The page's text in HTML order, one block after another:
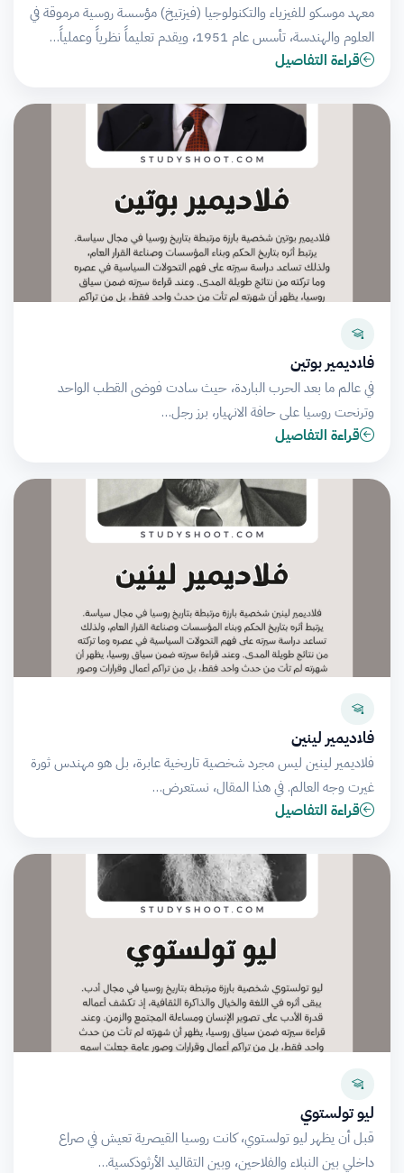
معهد موسكو للفيزياء والتكنولوجيا (فيزتيخ) مؤسسة روسية مرموقة في
العلوم والهندسة، تأسس عام 1951، ويقدم تعليماً نظرياً وعملياً…
قراءة التفاصيل
فلاديمير بوتين
في عالم ما بعد الحرب الباردة، حيث سادت فوضى القطب الواحد
وترنحت روسيا على حافة الانهيار، برز رجل…
قراءة التفاصيل
فلاديمير لينين
فلاديمير لينين ليس مجرد شخصية تاريخية عابرة، بل هو مهندس ثورة
غيرت وجه العالم. في هذا المقال، نستعرض…
قراءة التفاصيل
ليو تولستوي
قبل أن يظهر ليو تولستوي، كانت روسيا القيصرية تعيش في صراع
داخلي بين النبلاء والفلاحين، وبين التقاليد الأرثوذكسية…